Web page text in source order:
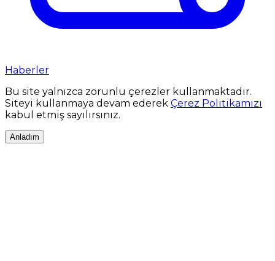
Haberler
Bu site yalnızca zorunlu çerezler kullanmaktadır.
Siteyi kullanmaya devam ederek Çerez Politikamızı
kabul etmiş sayılırsınız.
Anladım